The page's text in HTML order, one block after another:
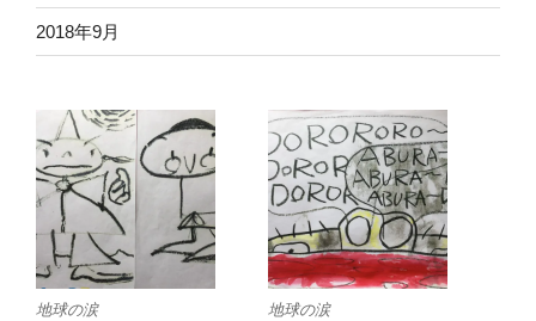
2018年9月
地球の涙 地球の涙